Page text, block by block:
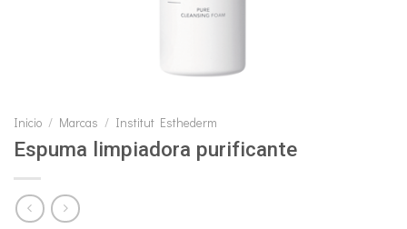
Inicio / Marcas / Institut Esthederm
Espuma limpiadora purificante